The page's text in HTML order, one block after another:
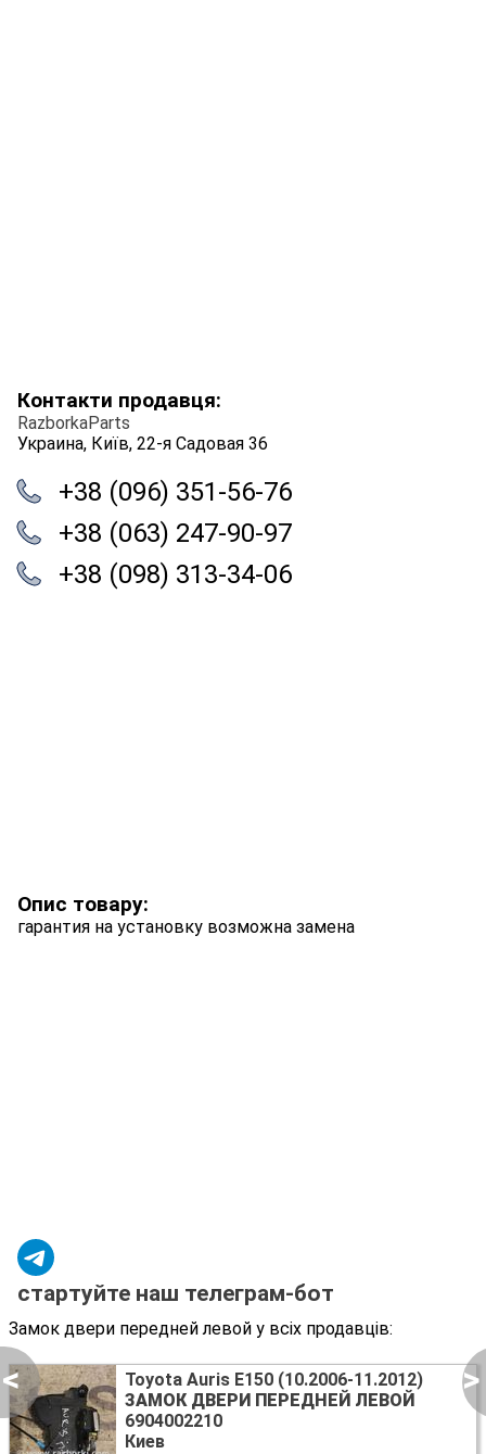
< >
Контакти продавця:
RazborkaParts
Украина, Київ, 22-я Садовая 36
+38 (096) 351-56-76
+38 (063) 247-90-97
+38 (098) 313-34-06
Опис товару:
гарантия на установку возможна замена
стартуйте наш телеграм-бот
Замок двери передней левой у всіх продавців:
Toyota Auris E150 (10.2006-11.2012)
ЗАМОК ДВЕРИ ПЕРЕДНЕЙ ЛЕВОЙ
6904002210
Киев